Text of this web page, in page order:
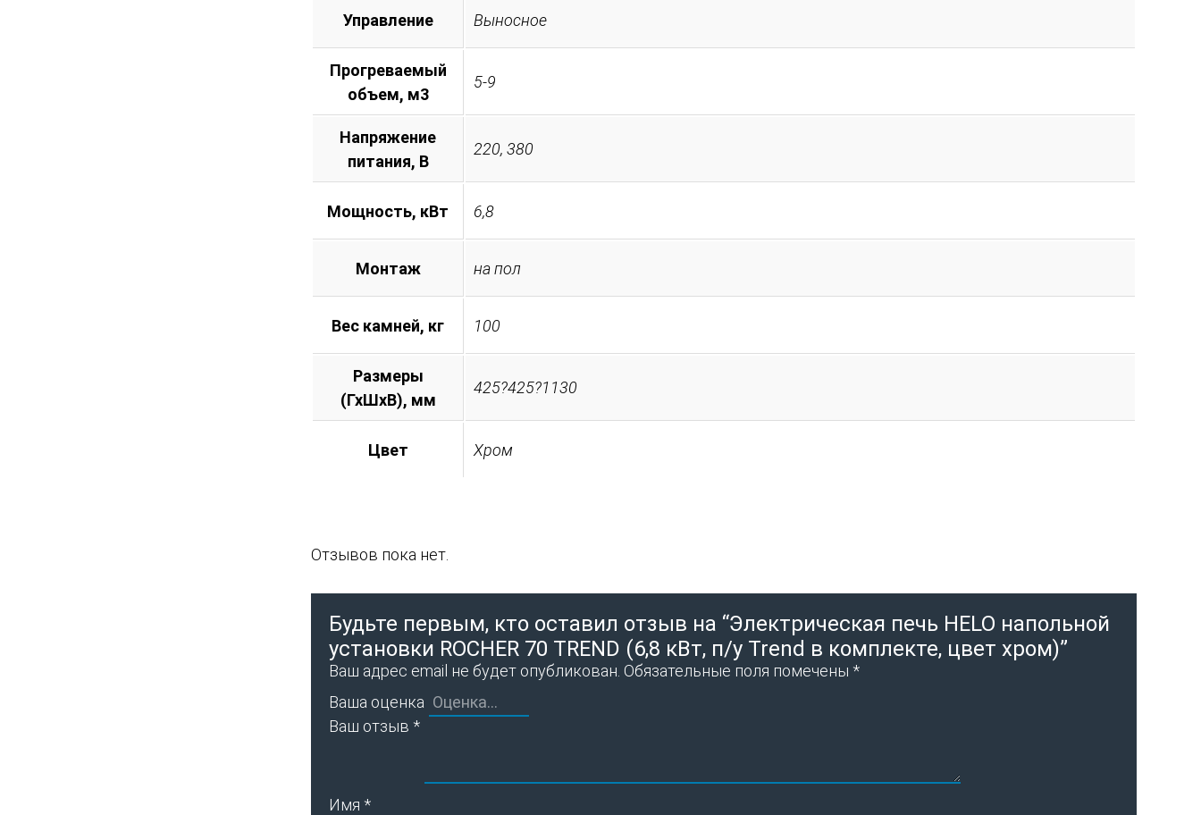
Управление Выносное
Прогреваемый
объем, м3
5-9
Напряжение
питания, B
220, 380
Мощность, кВт 6,8
Монтаж на пол
Вес камней, кг 100
Размеры
(ГхШхВ), мм
425?425?1130
Цвет Хром
Отзывов пока нет.
Будьте первым, кто оставил отзыв на “Электрическая печь HELO напольной
установки ROCHER 70 TREND (6,8 кВт, п/у Trend в комплекте, цвет хром)”
Ваш адрес email не будет опубликован. Обязательные поля помечены *
Ваша оценка
Ваш отзыв *
Имя *